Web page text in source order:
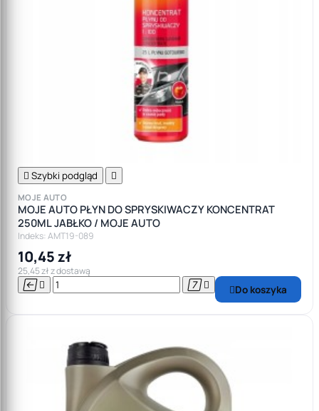
 Szybki podgląd 
MOJE AUTO
MOJE AUTO PŁYN DO SPRYSKIWACZY KONCENTRAT
250ML JABŁKO / MOJE AUTO
Indeks: AMT19-089
10,45 zł
25,45 zł z dostawą
    Do koszyka